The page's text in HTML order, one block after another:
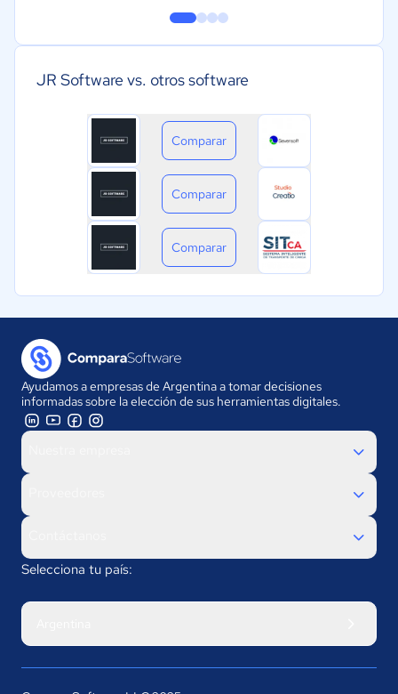
JR Software vs. otros software
Comparar
Comparar
Comparar
Ayudamos a empresas de Argentina a tomar decisiones
informadas sobre la elección de sus herramientas digitales.
Selecciona tu país: